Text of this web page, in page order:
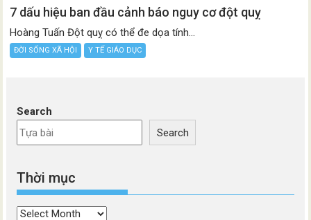
7 dấu hiệu ban đầu cảnh báo nguy cơ đột quỵ
Hoàng Tuấn Đột quỵ có thể đe dọa tính...
ĐỜI SỐNG XÃ HỘI Y TẾ GIÁO DỤC
Search
Search
Thời mục
Thời